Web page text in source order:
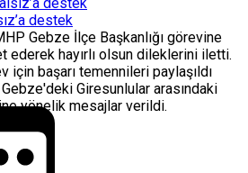
destek
Gebze İlçe Başkanlığı görevine
ederek hayırlı olsun dileklerini iletti.
için başarı temennileri paylaşıldı
Giresunlular arasındaki
yönelik mesajlar verildi.